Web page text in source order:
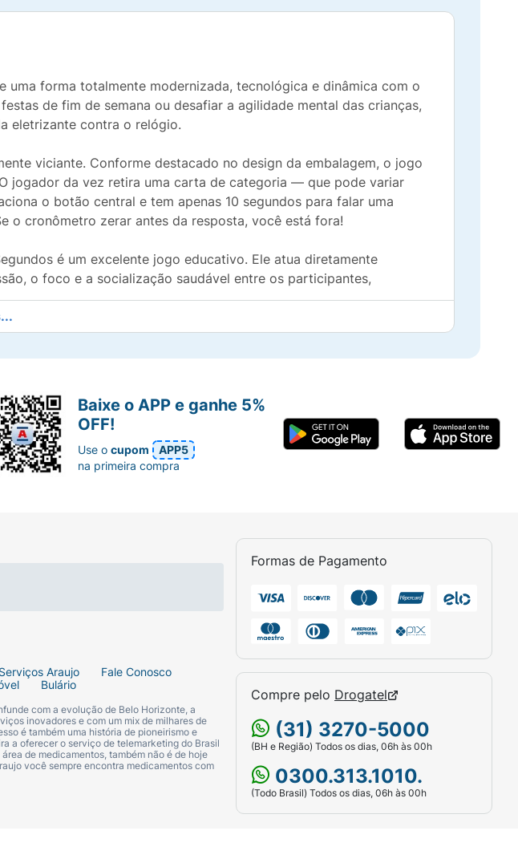
uma forma totalmente modernizada, tecnológica e dinâmica com o
de fim de semana ou desafiar a agilidade mental das crianças,
eletrizante contra o relógio.
viciante. Conforme destacado no design da embalagem, o jogo
jogador da vez retira uma carta de categoria — que pode variar
o botão central e tem apenas 10 segundos para falar uma
o cronômetro zerar antes da resposta, você está fora!
é um excelente jogo educativo. Ele atua diretamente
o foco e a socialização saudável entre os participantes,
deixam a competição muito mais visual, tensa e emocionante.
engajados e atentos do início ao fim.
no alfabeto eletrônico e aperte o botão central
da rodada!
Serviços Araujo
Fale Conosco
Bulário
com a evolução de Belo Horizonte, a
inovadores e com um mix de milhares de
é também uma história de pioneirismo e
a oferecer o serviço de telemarketing do Brasil
de medicamentos, também não é de hoje
você sempre encontra medicamentos com
Formas de Pagamento
Compre pelo Drogatel
(31) 3270-5000
(BH e Região) Todos os dias, 06h às 00h
0300.313.1010.
(Todo Brasil) Todos os dias, 06h às 00h
Baixe o APP e ganhe 5%
OFF!
Use ocupom
APP5
na primeira compra